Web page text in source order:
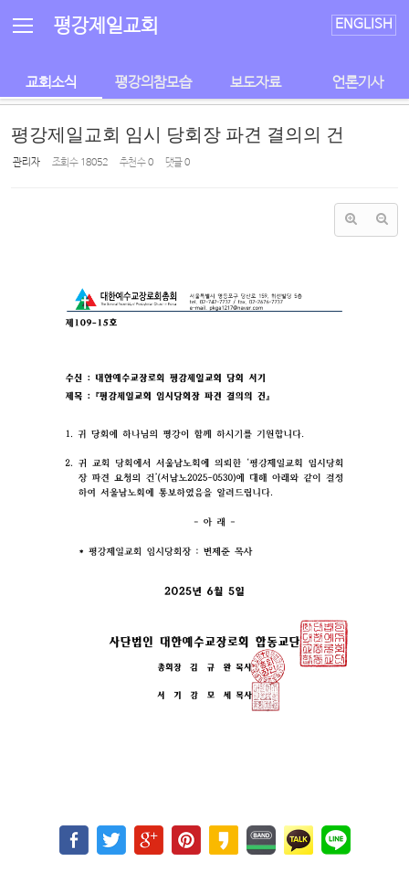
평강제일교회 ENGLISH
교회소식 평강의참모습 보도자료 언론기사
평강제일교회 임시 당회장 파견 결의의 건
관리자 조회 수 18052 추천 수0 댓글0